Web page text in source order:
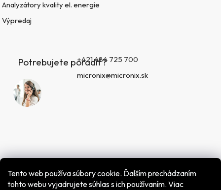
Tento web používa súbory cookie. Ďalším prechádzaním
tohto webu vyjadrujete súhlas s ich používaním. Viac
Analyzátory kvality el. energie
Výpredaj
Potrebujete poradiť?+421 484 725 700
micronix@micronix.sk